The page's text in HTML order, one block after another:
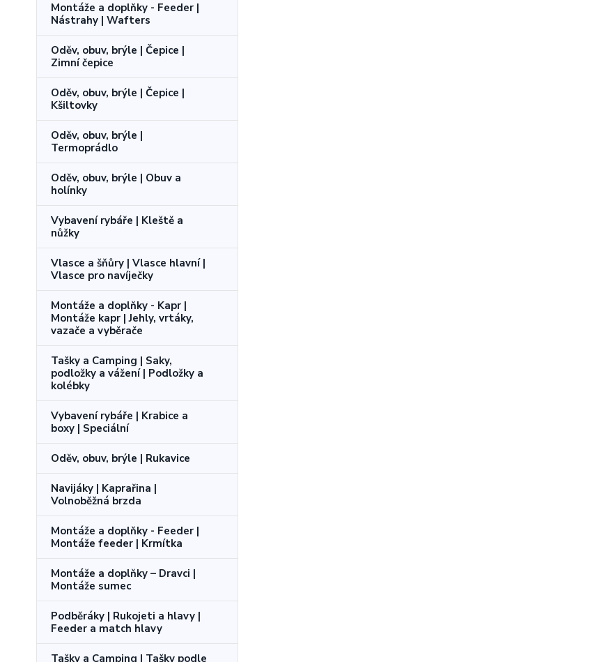
Montáže a doplňky - Feeder |
Nástrahy | Wafters
Oděv, obuv, brýle | Čepice |
Zimní čepice
Oděv, obuv, brýle | Čepice |
Kšiltovky
Oděv, obuv, brýle |
Termoprádlo
Oděv, obuv, brýle | Obuv a
holínky
Vybavení rybáře | Kleště a
nůžky
Vlasce a šňůry | Vlasce hlavní |
Vlasce pro navíječky
Montáže a doplňky - Kapr |
Montáže kapr | Jehly, vrtáky,
vazače a vyběrače
Tašky a Camping | Saky,
podložky a vážení | Podložky a
kolébky
Vybavení rybáře | Krabice a
boxy | Speciální
Oděv, obuv, brýle | Rukavice
Navijáky | Kaprařina |
Volnoběžná brzda
Montáže a doplňky - Feeder |
Montáže feeder | Krmítka
Montáže a doplňky – Dravci |
Montáže sumec
Podběráky | Rukojeti a hlavy |
Feeder a match hlavy
Tašky a Camping | Tašky podle